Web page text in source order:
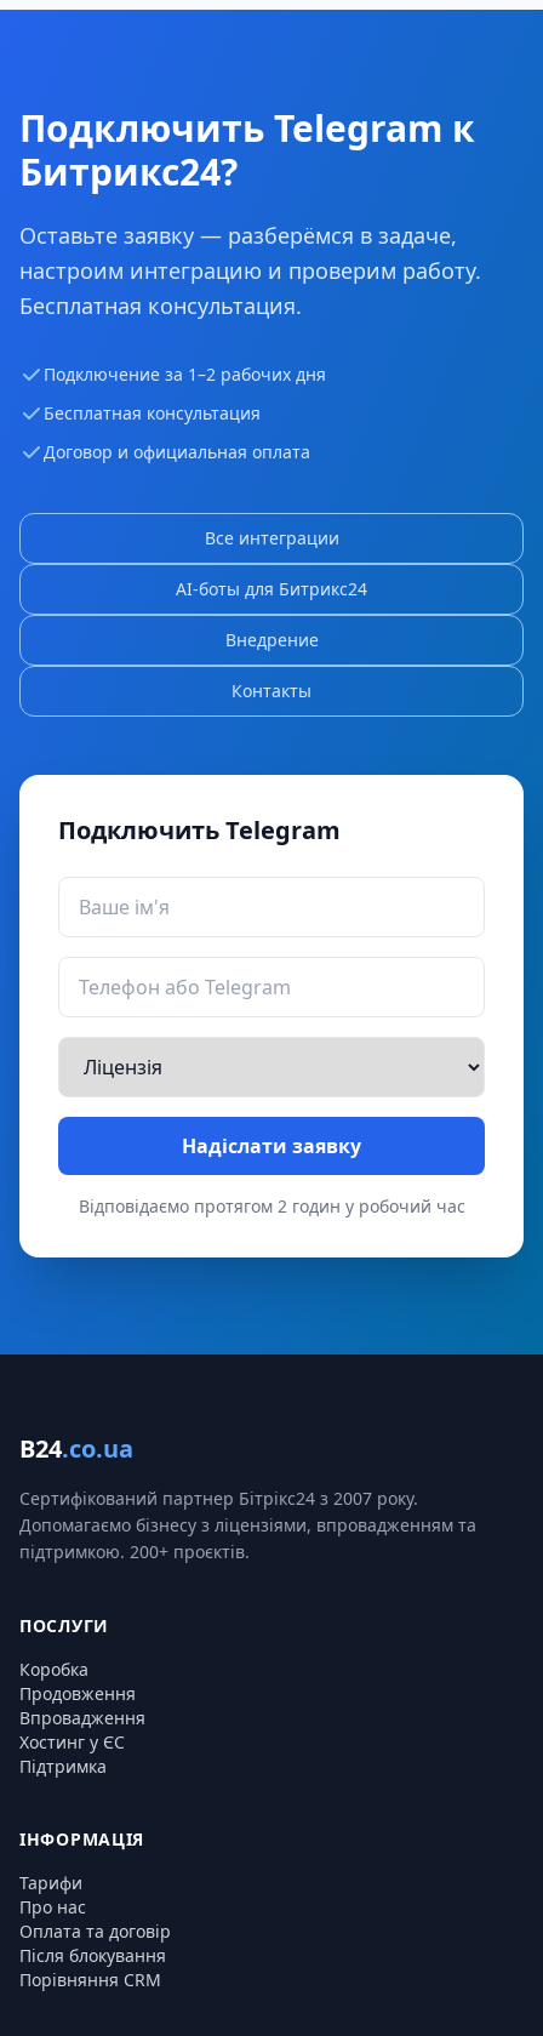
Подключить Telegram к
Битрикс24?
Оставьте заявку — разберёмся в задаче,
настроим интеграцию и проверим работу.
Бесплатная консультация.
Подключение за 1–2 рабочих дня
Бесплатная консультация
Договор и официальная оплата
Все интеграции
AI-боты для Битрикс24
Внедрение
Контакты
Подключить Telegram
Надіслати заявку
Відповідаємо протягом 2 годин у робочий час
B24.co.ua
Сертифікований партнер Бітрікс24 з 2007 року.
Допомагаємо бізнесу з ліцензіями, впровадженням та
підтримкою. 200+ проєктів.
ПОСЛУГИ
Коробка
Продовження
Впровадження
Хостинг у ЄС
Підтримка
ІНФОРМАЦІЯ
Тарифи
Про нас
Оплата та договір
Після блокування
Порівняння CRM